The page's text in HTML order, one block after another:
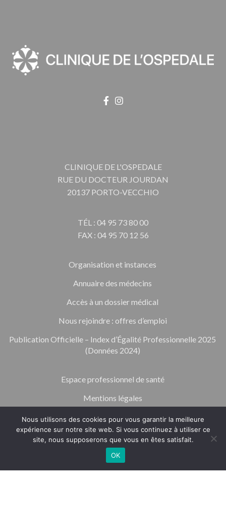
CLINIQUE DE L'OSPEDALE
RUE DU DOCTEUR JOURDAN
20137 PORTO-VECCHIO
TÉL : 04 95 73 80 00
FAX : 04 95 70 12 56
Organisation et instances
Annuaire des médecins
Accès à un dossier médical
Nous rejoindre : offres d’emploi
Publication Officielle – Index d’Égalité Professionnelle 2025
(Données 2024)
Espace professionnel de santé
Mentions légales
Politique de confidentialité et d’utilisation des données
personnelles
Contacter nos représentants des usagers
RENDEZ-VOUS
Nous utilisons des cookies pour vous garantir la meilleure
expérience sur notre site web. Si vous continuez à utiliser ce
site, nous supposerons que vous en êtes satisfait.
OK